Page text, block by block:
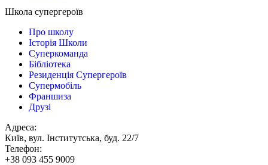
Школа супергероїв
Про школу
Історія Школи
Суперкоманда
Бібліотека
Резиденція Супергероїв
Супермобіль
Франшиза
Друзі
Адреса:
Київ, вул. Інститутська, буд. 22/7
Телефон:
+38 093 455 9009